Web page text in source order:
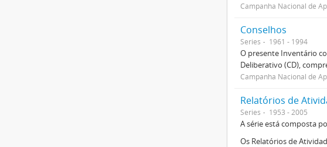
Campanha Nacional de
Conselhos
Series 1961 - 1994
O presente Inventário
Deliberativo (CD),
Campanha Nacional de
Relatórios de
Series 1953 - 2005
A série está composta
Os Relatórios de